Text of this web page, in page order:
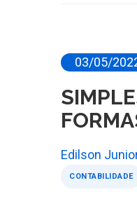
03/05/
Edilson
CONTABILIDADE